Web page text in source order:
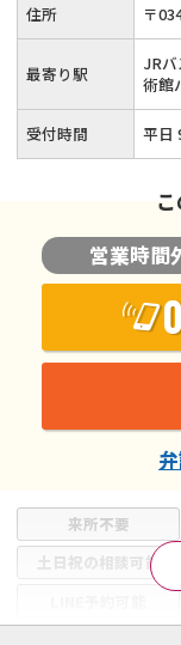
来所不要
土日祝の相談可能
住所 〒
最寄り駅
JR
術館
受付時間 平日
営業時間